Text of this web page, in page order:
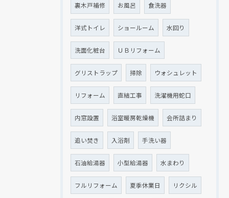
裏木戸補修 お風呂 食洗器
洋式トイレ ショールーム 水回り
洗面化粧台 ＵＢリフォーム
グリストラップ 掃除 ウォシュレット
リフォーム 直結工事 洗濯機用蛇口
内窓設置 浴室暖房乾燥機 会所詰まり
追い焚き 入浴剤 手洗い器
石油給湯器 小型給湯器 水まわり
フルリフォーム 夏季休業日 リクシル